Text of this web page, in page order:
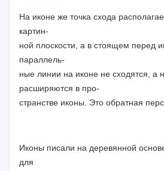
На иконе же точка схода
картин-
ной плоскости, а в стоящем перед
параллель-
ные линии на иконе не сходятся, а
расширяются в про-
странстве иконы. Это обратная
Иконы писали на деревянной
для